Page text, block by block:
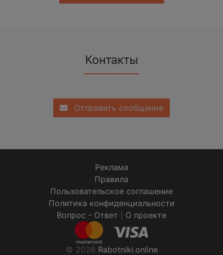
Контакты
Отправить сообщение
Реклама
Правила
Пользовательское соглашение
Политика конфиденциальности
Вопрос - Ответ
О проекте
© 2026 Rabotniki.online